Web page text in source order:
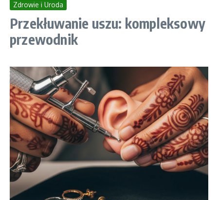
Zdrowie i Uroda
Przekłuwanie uszu: kompleksowy
przewodnik